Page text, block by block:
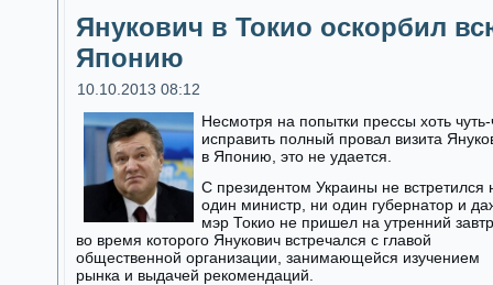
Янукович в Токио оскорбил
Японию
10.10.2013 08:12
Несмотря на попытки прессы хоть чуть-
исправить полный провал визита
в Японию, это не удается.
С президентом Украины не встретился
один министр, ни один губернатор и
мэр Токио не пришел на утренний
во время которого Янукович встречался с главой
общественной организации, занимающейся изучением
рынка и выдачей рекомендаций.